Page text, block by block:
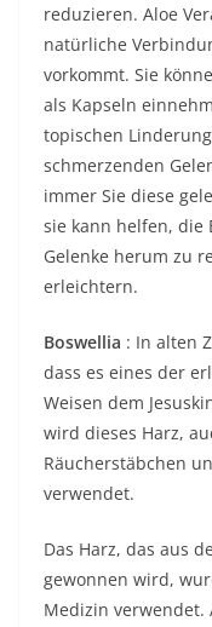
reduzieren. Aloe
natürliche
vorkommt. Sie
als Kapseln
topischen
schmerzenden
immer Sie diese
sie kann helfen, die
Gelenke herum zu
erleichtern.
Boswellia : In alten
dass es eines der
Weisen dem
wird dieses Harz,
Räucherstäbchen
verwendet.
Das Harz, das aus
gewonnen wird,
Medizin verwendet.